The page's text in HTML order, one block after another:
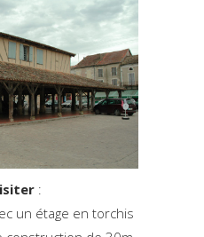
:
un étage en torchis